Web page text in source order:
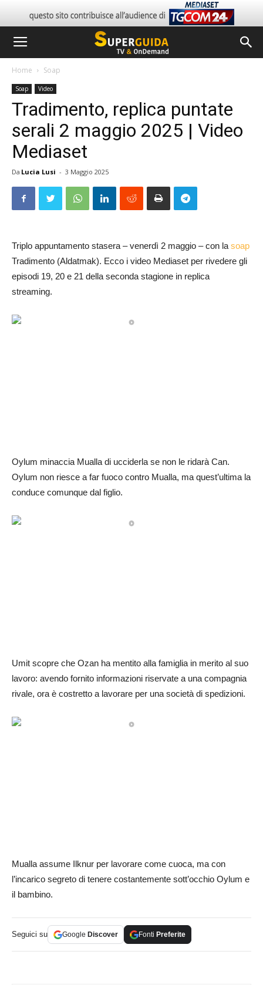
Home Soap
Soap Video
Tradimento, replica puntate
serali 2 maggio 2025 | Video
Mediaset
Da Lucia Lusi - 3 Maggio 2025
Triplo appuntamento stasera – venerdì 2 maggio – con la soap
Tradimento (Aldatmak). Ecco i video Mediaset per rivedere gli
episodi 19, 20 e 21 della seconda stagione in replica
streaming.
Oylum minaccia Mualla di ucciderla se non le ridarà Can.
Oylum non riesce a far fuoco contro Mualla, ma quest’ultima la
conduce comunque dal figlio.
Umit scopre che Ozan ha mentito alla famiglia in merito al suo
lavoro: avendo fornito informazioni riservate a una compagnia
rivale, ora è costretto a lavorare per una società di spedizioni.
Mualla assume Ilknur per lavorare come cuoca, ma con
l’incarico segreto di tenere costantemente sott’occhio Oylum e
il bambino.
Seguici su Google Discover Fonti Preferite